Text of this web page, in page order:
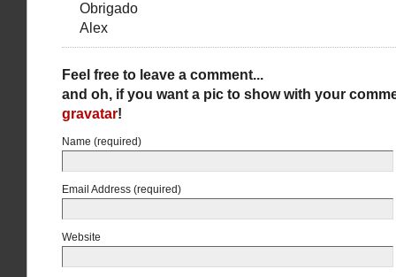
Obrigado
Alex
Feel free to leave a comment...
and oh, if you want a pic to show with your
gravatar!
Name (required)
Email Address (required)
Website